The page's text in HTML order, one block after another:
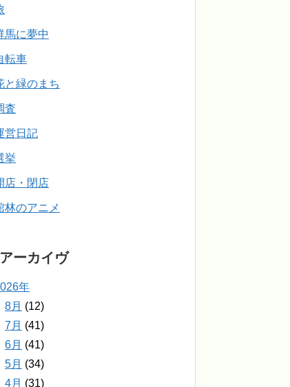
馬に夢中
転車
と緑のまち
査
営日記
挙
店・閉店
林のアニメ
アーカイヴ
年
8月 (12)
7月 (41)
6月 (41)
5月 (34)
4月 (31)